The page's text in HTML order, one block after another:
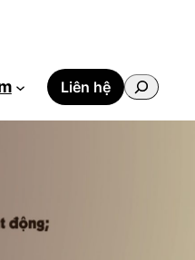
Liên hệ
Tìm
kiếm